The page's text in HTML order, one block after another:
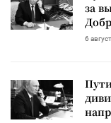
за
6